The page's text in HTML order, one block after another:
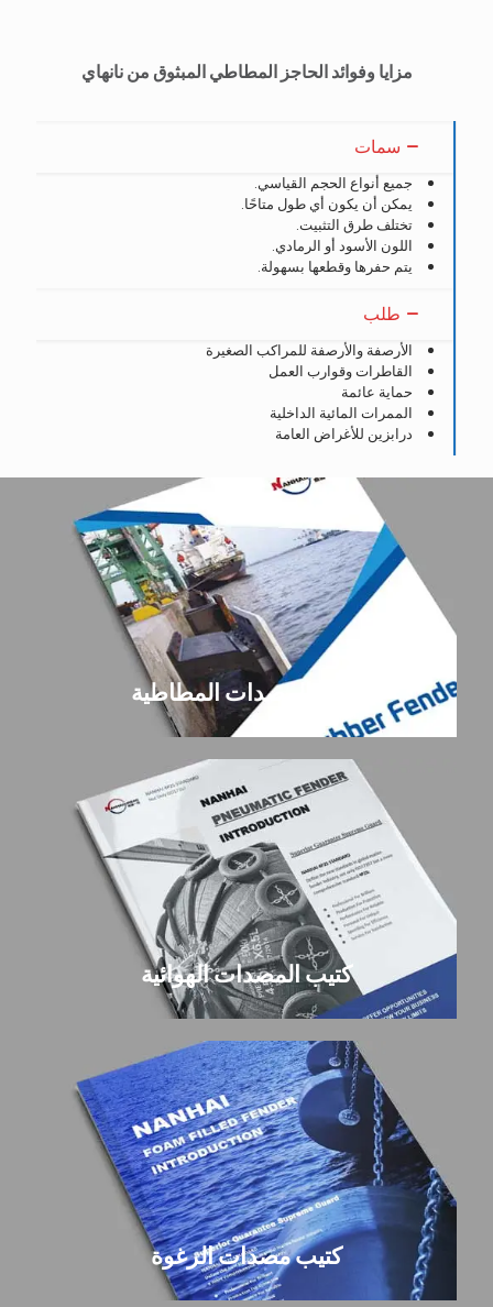
مزايا وفوائد الحاجز المطاطي المبثوق من نانهاي
سمات
جميع أنواع الحجم القياسي.
يمكن أن يكون أي طول متاحًا.
تختلف طرق التثبيت.
اللون الأسود أو الرمادي.
يتم حفرها وقطعها بسهولة.
طلب
الأرصفة والأرصفة للمراكب الصغيرة
القاطرات وقوارب العمل
حماية عائمة
الممرات المائية الداخلية
درابزين للأغراض العامة
كتيب المصدات المطاطية
كتيب المصدات الهوائية
كتيب مصدات الرغوة